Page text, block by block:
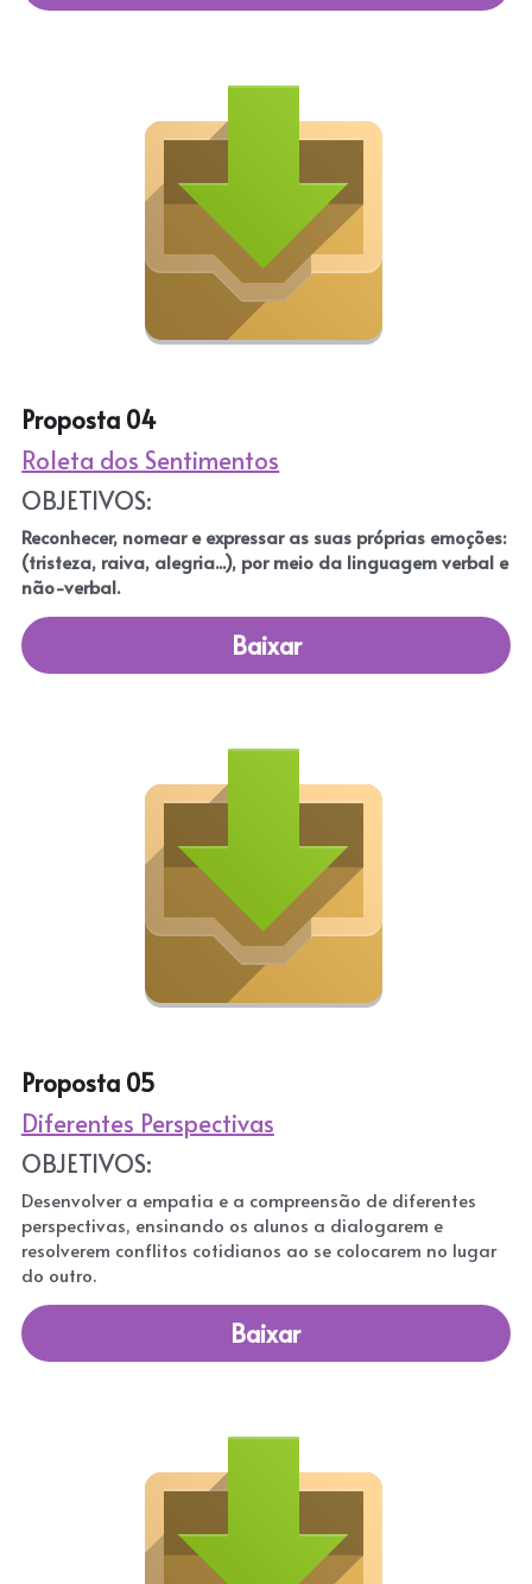
Proposta 04
Roleta dos Sentimentos
OBJETIVOS:
Reconhecer, nomear e expressar as suas próprias emoções:
(tristeza, raiva, alegria...), por meio da linguagem verbal e
não-verbal.
Baixar
Proposta 05
Diferentes Perspectivas
OBJETIVOS:
Desenvolver a empatia e a compreensão de diferentes
perspectivas, ensinando os alunos a dialogarem e
resolverem conflitos cotidianos ao se colocarem no lugar
do outro.
Baixar